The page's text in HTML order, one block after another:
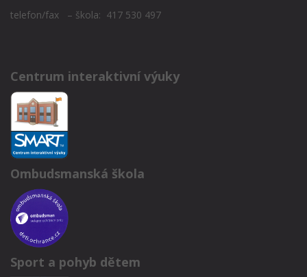
telefon/fax – škola: 417 530 497
Centrum interaktivní výuky
Ombudsmanská škola
Sport a pohyb dětem